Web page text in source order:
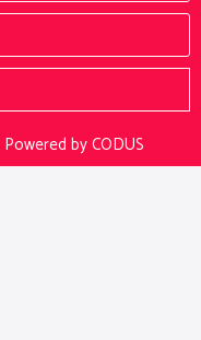
Powered by CODUS